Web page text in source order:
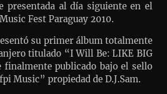
presentada al día siguiente en el
Fest Paraguay 2010.
su primer álbum totalmente
titulado “I Will Be: LIKE BIG
finalmente publicado bajo el sello
Music” propiedad de D.J.Sam.